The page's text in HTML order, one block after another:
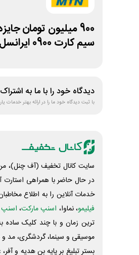
900 میلیون تومان
سیم کارت 0900 ایرانسل
دیدگاه خود را با ما به
با ثبت دیدگاه خود ما را در ارائه بهتر خدمات
سایت کانال تخفیف (آف چنل)،
در حال حاضر با همراهی استارت
خدمات آنلاین را به اطلاع
فیلیمو، نماوا، اسنپ مارکت،
ترین زمان و با چند کلیک ساده
موسیقی و سینما، گردشگری، مد
بستر تبلیغ بر پایه بن هدیه و